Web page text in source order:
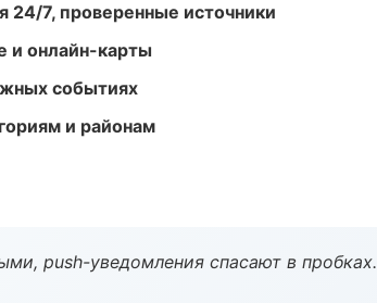
24/7, проверенные источники
и онлайн-карты
событиях
и районам
push-уведомления спасают в пробках.